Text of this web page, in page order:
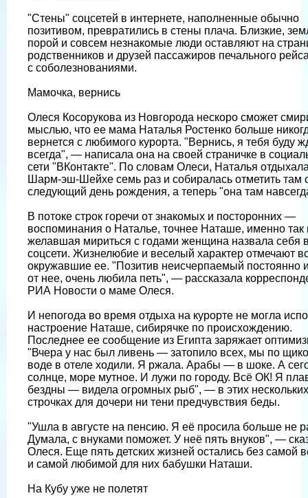
"Стены" соцсетей в интернете, наполненные обычно
позитивом, превратились в стены плача. Близкие,
порой и совсем незнакомые люди оставляют на
родственников и друзей пассажиров печального
с соболезнованиями.
Мамочка, вернись
Олеся Косорукова из Новгорода нескоро сможет
мыслью, что ее мама Наталья Ростенко больше
вернется с любимого курорта. "Вернись, я тебя буду
всегда", — написала она на своей страничке в
сети "ВКонтакте". По словам Олеси, Наталья
Шарм-эш-Шейхе семь раз и собиралась отметить там
следующий день рождения, а теперь "она там
В потоке строк горечи от знакомых и посторонних —
воспоминания о Наталье, точнее Наташе, именно так
желавшая мириться с годами женщина назвала себя
соцсети. Жизнелюбие и веселый характер отмечают
окружавшие ее. "Позитив неисчерпаемый постоянно
от нее, очень любила петь", — рассказала
РИА Новости о маме Олеся.
И непогода во время отдыха на курорте не могла
настроение Наташе, сибирячке по происхождению.
Последнее ее сообщение из Египта заряжает
"Вчера у нас был ливень — затопило всех, мы по
воде в отеле ходили. Я ржала. Арабы — в шоке. А
солнце, море мутное. И лужи по городу. Всё ОК! Я
бездны — видела огромных рыб", — в этих нескольких
строчках для дочери ни тени предчувствия беды.
"Ушла в августе на пенсию. Я её просила больше не
Думала, с внуками поможет. У неё пять внуков", —
Олеся. Еще пять детских жизней остались без самой
и самой любимой для них бабушки Наташи.
На Кубу уже не полетят